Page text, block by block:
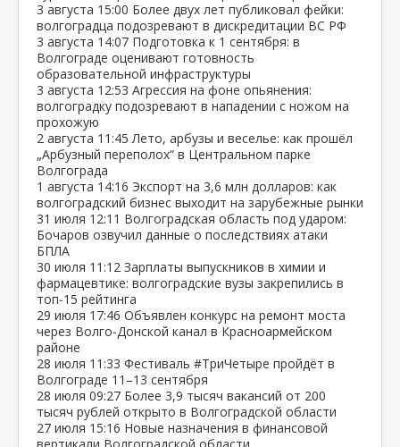
3 августа 15:00 Более двух лет публиковал фейки:
волгоградца подозревают в дискредитации ВС РФ
3 августа 14:07 Подготовка к 1 сентября: в
Волгограде оценивают готовность
образовательной инфраструктуры
3 августа 12:53 Агрессия на фоне опьянения:
волгоградку подозревают в нападении с ножом на
прохожую
2 августа 11:45 Лето, арбузы и веселье: как прошёл
„Арбузный переполох“ в Центральном парке
Волгограда
1 августа 14:16 Экспорт на 3,6 млн долларов: как
волгоградский бизнес выходит на зарубежные рынки
31 июля 12:11 Волгоградская область под ударом:
Бочаров озвучил данные о последствиях атаки
БПЛА
30 июля 11:12 Зарплаты выпускников в химии и
фармацевтике: волгоградские вузы закрепились в
топ‑15 рейтинга
29 июля 17:46 Объявлен конкурс на ремонт моста
через Волго‑Донской канал в Красноармейском
районе
28 июля 11:33 Фестиваль #ТриЧетыре пройдёт в
Волгограде 11–13 сентября
28 июля 09:27 Более 3,9 тысяч вакансий от 200
тысяч рублей открыто в Волгоградской области
27 июля 15:16 Новые назначения в финансовой